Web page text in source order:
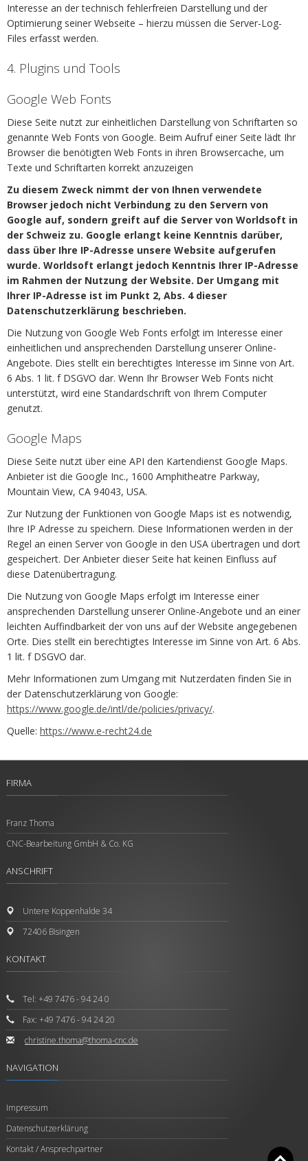
Interesse an der technisch fehlerfreien Darstellung und der
Optimierung seiner Webseite – hierzu müssen die Server-Log-
Files erfasst werden.
4. Plugins und Tools
Google Web Fonts
Diese Seite nutzt zur einheitlichen Darstellung von Schriftarten so
genannte Web Fonts von Google. Beim Aufruf einer Seite lädt Ihr
Browser die benötigten Web Fonts in ihren Browsercache, um
Texte und Schriftarten korrekt anzuzeigen
Zu diesem Zweck nimmt der von Ihnen verwendete
Browser jedoch nicht Verbindung zu den Servern von
Google auf, sondern greift auf die Server von Worldsoft in
der Schweiz zu. Google erlangt keine Kenntnis darüber,
dass über Ihre IP-Adresse unsere Website aufgerufen
wurde. Worldsoft erlangt jedoch Kenntnis Ihrer IP-Adresse
im Rahmen der Nutzung der Website. Der Umgang mit
Ihrer IP-Adresse ist im Punkt 2, Abs. 4 dieser
Datenschutzerklärung beschrieben.
Die Nutzung von Google Web Fonts erfolgt im Interesse einer
einheitlichen und ansprechenden Darstellung unserer Online-
Angebote. Dies stellt ein berechtigtes Interesse im Sinne von Art.
6 Abs. 1 lit. f DSGVO dar. Wenn Ihr Browser Web Fonts nicht
unterstützt, wird eine Standardschrift von Ihrem Computer
genutzt.
Google Maps
Diese Seite nutzt über eine API den Kartendienst Google Maps.
Anbieter ist die Google Inc., 1600 Amphitheatre Parkway,
Mountain View, CA 94043, USA.
Zur Nutzung der Funktionen von Google Maps ist es notwendig,
Ihre IP Adresse zu speichern. Diese Informationen werden in der
Regel an einen Server von Google in den USA übertragen und dort
gespeichert. Der Anbieter dieser Seite hat keinen Einfluss auf
diese Datenübertragung.
Die Nutzung von Google Maps erfolgt im Interesse einer
ansprechenden Darstellung unserer Online-Angebote und an einer
leichten Auffindbarkeit der von uns auf der Website angegebenen
Orte. Dies stellt ein berechtigtes Interesse im Sinne von Art. 6 Abs.
1 lit. f DSGVO dar.
Mehr Informationen zum Umgang mit Nutzerdaten finden Sie in
der Datenschutzerklärung von Google:
https://www.google.de/intl/de/policies/privacy/.
Quelle: https://www.e-recht24.de
FIRMA
Franz Thoma
CNC-Bearbeitung GmbH & Co. KG
ANSCHRIFT
Untere Koppenhalde 34
72406 Bisingen
KONTAKT
Tel: +49 7476 - 94 24 0
Fax: +49 7476 - 94 24 20
christine.thoma@thoma-cnc.de
NAVIGATION
Impressum
Datenschutzerklärung
Kontakt / Ansprechpartner